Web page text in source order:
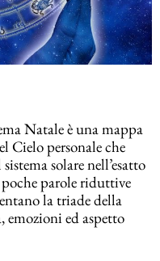
Natale è una mappa
Cielo personale che
solare nell’esatto
parole riduttive
la triade della
emozioni ed aspetto